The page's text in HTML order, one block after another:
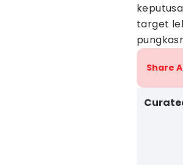
target
Share